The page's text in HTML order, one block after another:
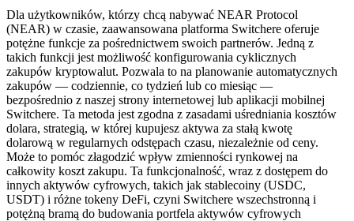
Dla użytkowników, którzy chcą nabywać NEAR Protocol
(NEAR) w czasie, zaawansowana platforma Switchere oferuje
potężne funkcje za pośrednictwem swoich partnerów. Jedną z
takich funkcji jest możliwość konfigurowania cyklicznych
zakupów kryptowalut. Pozwala to na planowanie automatycznych
zakupów — codziennie, co tydzień lub co miesiąc —
bezpośrednio z naszej strony internetowej lub aplikacji mobilnej
Switchere. Ta metoda jest zgodna z zasadami uśredniania kosztów
dolara, strategią, w której kupujesz aktywa za stałą kwotę
dolarową w regularnych odstępach czasu, niezależnie od ceny.
Może to pomóc złagodzić wpływ zmienności rynkowej na
całkowity koszt zakupu. Ta funkcjonalność, wraz z dostępem do
innych aktywów cyfrowych, takich jak stablecoiny (USDC,
USDT) i różne tokeny DeFi, czyni Switchere wszechstronną i
potężną bramą do budowania portfela aktywów cyfrowych